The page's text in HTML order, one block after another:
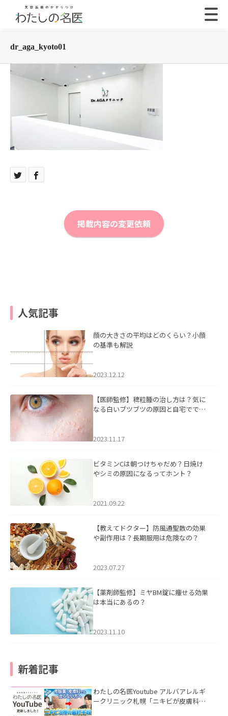
dr_aga_kyoto01
掲載内容の変更依頼
人気記事
顔の大きさの平均はどのくらい？小顔
の基準も解説
2023.12.12
【医師監修】稗粒腫の治し方は？気に
なる白いブツブツの原因と自宅ででき
2023.11.17
ビタミンCは朝つけちゃだめ？日焼け
やシミの原因になるってホント？
2021.09.22
【教えてドクター】防風通聖散の効果
や副作用は？長期服用は危険なの？
2023.07.27
【薬剤師監修】ミヤBM錠に痩せる効果
は本当にあるの？
2023.11.10
新着記事
わたしの名医Youtube アルバアレルギ
ークリニック札幌「ニキビが皮膚科で